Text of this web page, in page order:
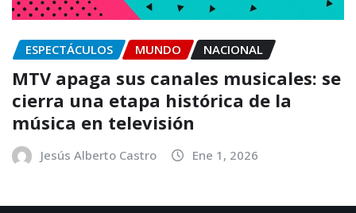
ESPECTÁCULOS MUNDO NACIONAL
MTV apaga sus canales musicales: se
cierra una etapa histórica de la
música en televisión
Jesús Alberto Castro Ene 1, 2026